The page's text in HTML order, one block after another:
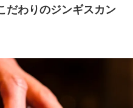
だわりのジンギスカン